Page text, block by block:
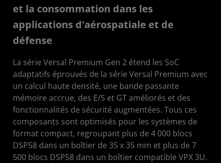
et la consommation dans les
applications d'aérospatiale et de
défense
La série Versal Premium Gen 2 étend les SoC
adaptatifs éprouvés de la série Versal Premium avec
un calcul haute densité, une bande passante
mémoire accrue, des E/S et GT améliorés et des
fonctionnalités de sécurité augmentées. Tous ces
composants sont optimisés pour les systèmes de
format compact, regroupant plus de 4 000 blocs
DSP58 dans un boîtier de 35 x 35 mm et plus de 7
500 blocs DSP58 dans un boîtier compatible VPX 3U.